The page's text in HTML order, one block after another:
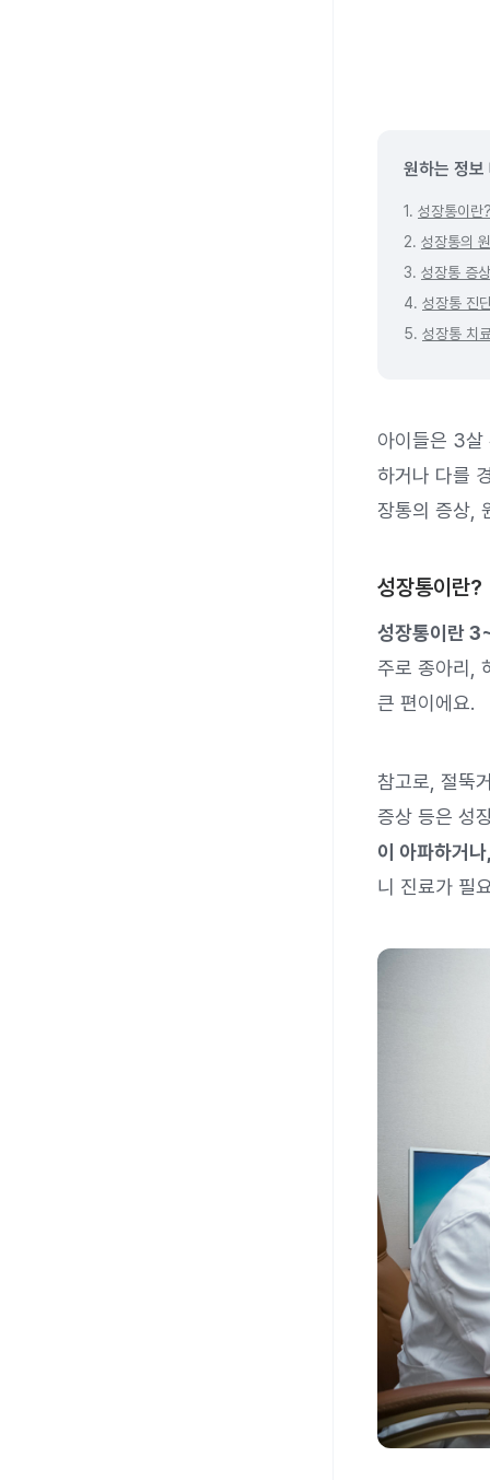
원하는 정보
1. 성장통이란
2. 성장통의
3. 성장통 증
4. 성장통 진
5. 성장통 치
아이들은 3살
하거나 다를
장통의 증상,
성장통이란?
성장통이란
주로 종아리,
큰 편이에요.
참고로, 절뚝
증상 등은 성
이 아파하거
니 진료가 필